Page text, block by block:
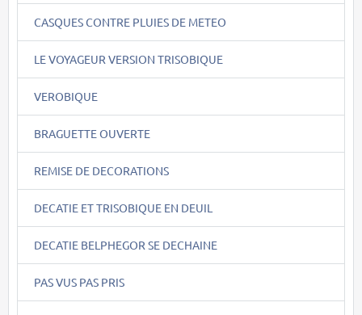
CASQUES CONTRE PLUIES DE METEO
LE VOYAGEUR VERSION TRISOBIQUE
VEROBIQUE
BRAGUETTE OUVERTE
REMISE DE DECORATIONS
DECATIE ET TRISOBIQUE EN DEUIL
DECATIE BELPHEGOR SE DECHAINE
PAS VUS PAS PRIS